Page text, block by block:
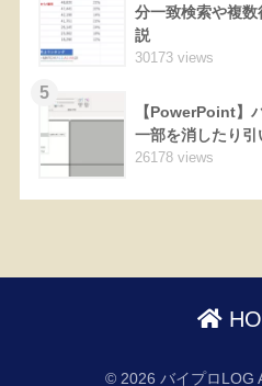
分一致検索や複
説
30173 views
5
【PowerPoint】
一部を消したり引
26178 views
© 2026 バイプロLOG